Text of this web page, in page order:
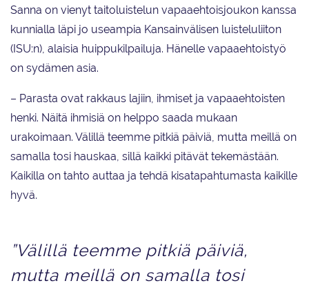
Sanna on vienyt taitoluistelun vapaaehtoisjoukon kanssa
kunnialla läpi jo useampia Kansainvälisen luisteluliiton
(ISU:n), alaisia huippukilpailuja. Hänelle vapaaehtoistyö
on sydämen asia.
– Parasta ovat rakkaus lajiin, ihmiset ja vapaaehtoisten
henki. Näitä ihmisiä on helppo saada mukaan
urakoimaan. Välillä teemme pitkiä päiviä, mutta meillä on
samalla tosi hauskaa, sillä kaikki pitävät tekemästään.
Kaikilla on tahto auttaa ja tehdä kisatapahtumasta kaikille
hyvä.
”Välillä teemme pitkiä päiviä,
mutta meillä on samalla tosi